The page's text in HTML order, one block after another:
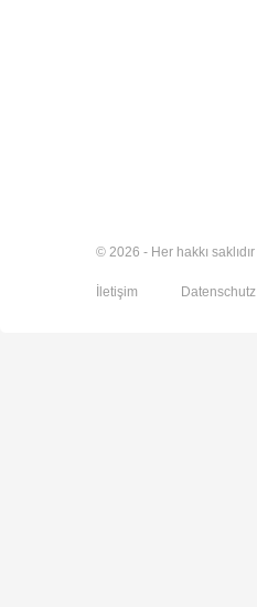
© 2026 - Her hakkı saklıdır
İletişim Datenschutz